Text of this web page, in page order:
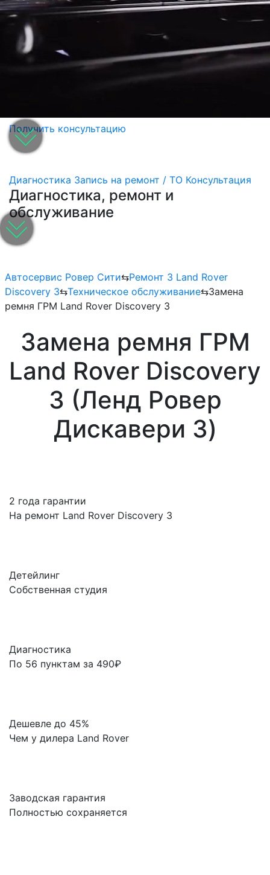
Получить консультацию
Диагностика Запись на ремонт / ТО Консультация
Диагностика, ремонт и
обслуживание
Автосервис Ровер Сити⇆Ремонт 3 Land Rover
Discovery 3⇆Техническое обслуживание⇆Замена
ремня ГРМ Land Rover Discovery 3
Замена ремня ГРМ
Land Rover Discovery
3 (Ленд Ровер
Дискавери 3)
2 года гарантии
На ремонт Land Rover Discovery 3
Детейлинг
Собственная студия
Диагностика
По 56 пунктам за 490₽
Дешевле до 45%
Чем у дилера Land Rover
Заводская гарантия
Полностью сохраняется